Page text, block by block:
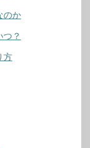
のか
つ？
方